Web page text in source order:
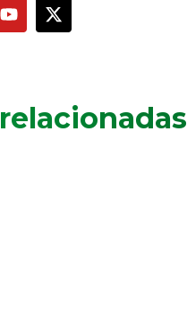
relacionadas